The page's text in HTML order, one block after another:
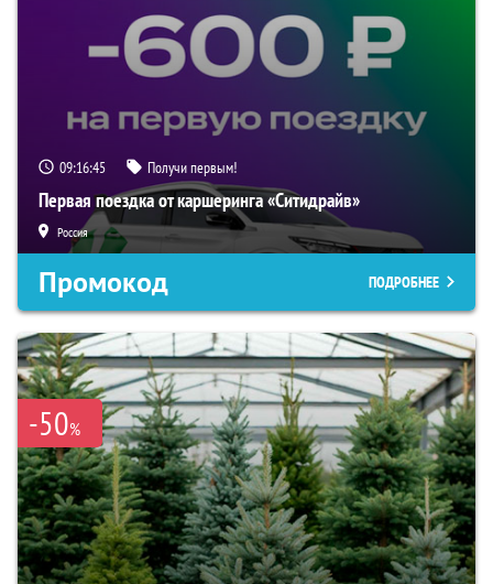
09:16:44 Получи первым!
Первая поездка от каршеринга «Ситидрайв»
Россия
Промокод ПОДРОБНЕЕ
-50%